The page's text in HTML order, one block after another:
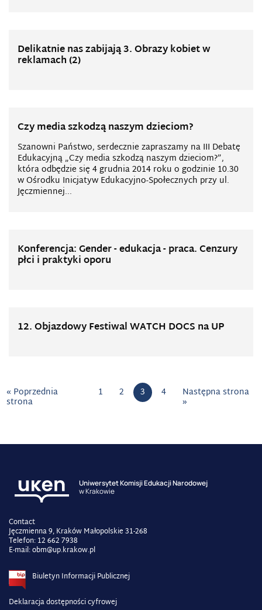
Delikatnie nas zabijają 3. Obrazy kobiet w
reklamach (2)
Czy media szkodzą naszym dzieciom?
Szanowni Państwo, serdecznie zapraszamy na III Debatę
Edukacyjną „Czy media szkodzą naszym dzieciom?”,
która odbędzie się 4 grudnia 2014 roku o godzinie 10.30
w Ośrodku Inicjatyw Edukacyjno-Społecznych przy ul.
Jęczmiennej...
Konferencja: Gender - edukacja - praca. Cenzury
płci i praktyki oporu
12. Objazdowy Festiwal WATCH DOCS na UP
« Poprzednia
strona
1 2 3 4 Następna strona
»
Uniwersytet Komisji Edukacji Narodowej
w Krakowie
Contact
Jęczmienna 9, Kraków Małopolskie 31-268
Telefon: 12 662 7938
E-mail: obm@up.krakow.pl
Biuletyn Informacji Publicznej
Deklaracja dostępności cyfrowej